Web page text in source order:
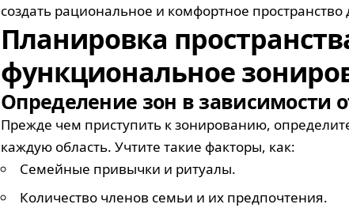
создать рациональное и комфортное
Планировка
функциональное
Определение зон в зависимости
Прежде чем приступить к зонированию,
каждую область. Учтите такие факторы, как:
Семейные привычки и ритуалы.
Количество членов семьи и их предпочтения.